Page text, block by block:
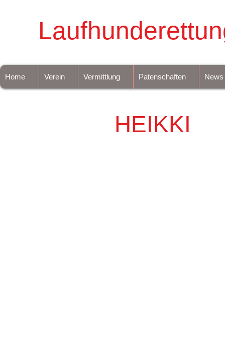
Home Verein Vermittlung Patenschaften News
HEIKKI